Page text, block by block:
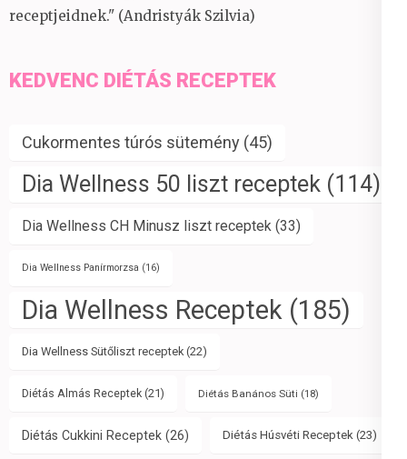
receptjeidnek." (Andristyák Szilvia)
KEDVENC DIÉTÁS RECEPTEK
Cukormentes túrós sütemény (45)
Dia Wellness 50 liszt receptek (114)
Dia Wellness CH Minusz liszt receptek (33)
Dia Wellness Panírmorzsa (16)
Dia Wellness Receptek (185)
Dia Wellness Sütőliszt receptek (22)
Diétás Almás Receptek (21) Diétás Banános Süti (18)
Diétás Cukkini Receptek (26) Diétás Húsvéti Receptek (23)